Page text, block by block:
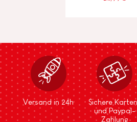
Versand in 24h
Sichere
und Paypal-
Zahlung